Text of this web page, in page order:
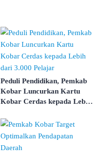
Peduli Pendidikan, Pemkab
Kobar Luncurkan Kartu
Kobar Cerdas kepada Lebih